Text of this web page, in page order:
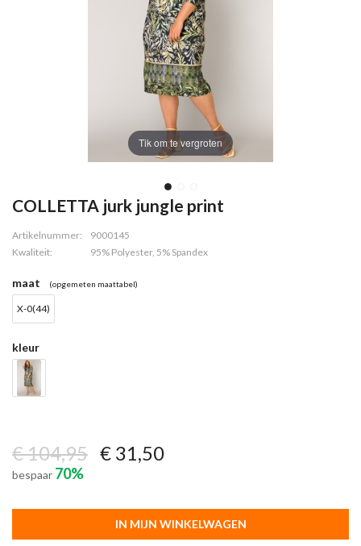
Tik om te vergroten
COLLETTA jurk jungle print
Artikelnummer:
9000145
Kwaliteit:
95% Polyester, 5% Spandex
maat (opgemeten maattabel)
X-0(44)
kleur
€ 104,95 € 31,50
bespaar 70%
IN MIJN WINKELWAGEN